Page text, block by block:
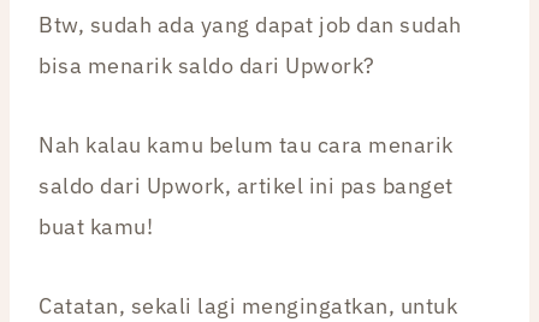
Btw, sudah ada yang dapat job dan sudah
bisa menarik saldo dari Upwork?
Nah kalau kamu belum tau cara menarik
saldo dari Upwork, artikel ini pas banget
buat kamu!
Catatan, sekali lagi mengingatkan, untuk